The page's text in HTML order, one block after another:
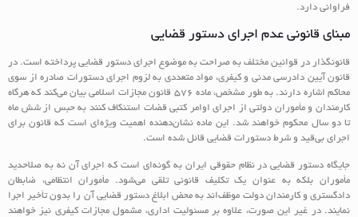
فراوانی دارد.
مبنای قانونی عدم اجرای دستور قضایی
قانونگذار در قوانین مختلف به صراحت به موضوع اجرای دستور قضایی پرداخته است. در
قانون آیین دادرسی مدنی و کیفری، مواد متعددی به لزوم اجرای دستورات صادره از سوی
محاکم اشاره دارند. به طور مشخص، ماده ۵۷۶ قانون مجازات اسلامی بیان می‌کند که هرگاه
کارمندان و مأموران دولتی از اجرای اوامر کتبی قضات استنکاف کنند به حبس از شش ماه
تا دو سال محکوم خواهند شد. این ماده نشان‌دهنده اهمیت ویژه‌ای است که قانون برای
اجرای بی‌قید و شرط دستورات قضایی قائل شده است.
جایگاه دستور قضایی در نظام حقوقی ایران به گونه‌ای است که اجرای آن نه به صلاحدید
مأموران بلکه به عنوان یک تکلیف قانونی تلقی می‌شود. مأموران انتظامی، ضابطان
دادگستری و کارمندان دولت موظف‌اند به محض ابلاغ دستور قضایی آن را بدون تأخیر اجرا
نمایند. در غیر این صورت، علاوه بر مسئولیت اداری، مشمول مجازات کیفری نیز خواهند